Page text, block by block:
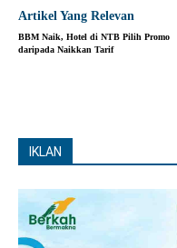
Artikel Yang Relevan
BBM Naik, Hotel di NTB Pilih Promo
daripada Naikkan Tarif
IKLAN